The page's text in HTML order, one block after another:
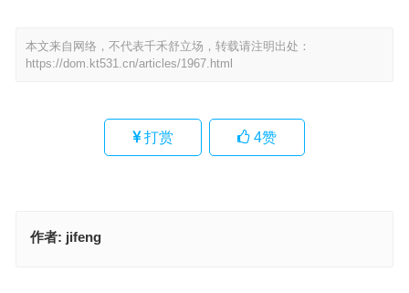
本文来自网络，不代表千禾舒立场，转载请注明出处：
https://dom.kt531.cn/articles/1967.html
打赏 4赞
作者: jifeng